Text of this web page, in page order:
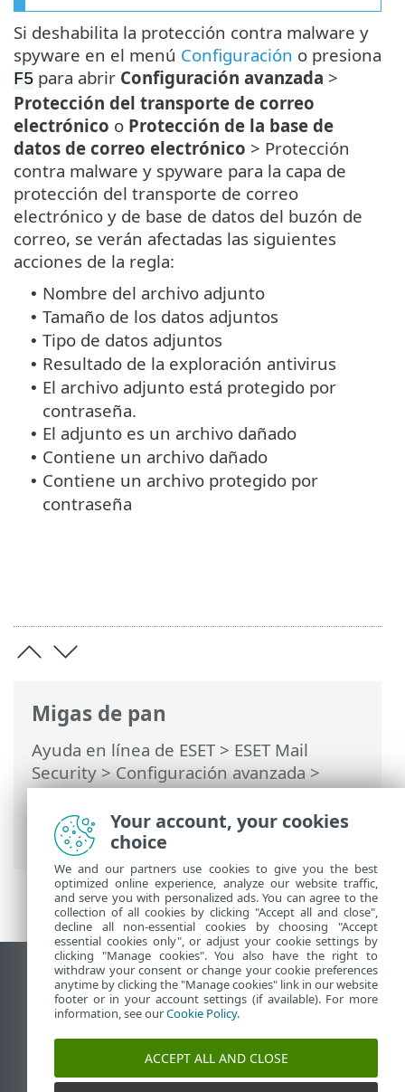
Migas de pan
Ayuda en línea de ESET> ESET Mail
Security>Configuración avanzada>
Protección del transporte de correo
electrónico>Reglas>Asistente de
reglas> Condición de regla
Si deshabilita la protección contra malware y
spyware en el menú Configuración o presiona
F5 para abrir Configuración avanzada >
Protección del transporte de correo
electrónico o Protección de la base de
datos de correo electrónico > Protección
contra malware y spyware para la capa de
protección del transporte de correo
electrónico y de base de datos del buzón de
correo, se verán afectadas las siguientes
acciones de la regla:
• Nombre del archivo adjunto
• Tamaño de los datos adjuntos
• Tipo de datos adjuntos
• Resultado de la exploración antivirus
• El archivo adjunto está protegido por
contraseña.
• El adjunto es un archivo dañado
• Contiene un archivo dañado
• Contiene un archivo protegido por
contraseña
Ver sitio del escritorio
End of Life
Base de conocimiento de ESET
Foro de ESET
ESET Status Portal
Your account, your cookies
choice
We and our partners use cookies to give you the best
optimized online experience, analyze our website traffic,
and serve you with personalized ads. You can agree to the
collection of all cookies by clicking "Accept all and close",
decline all non-essential cookies by choosing "Accept
essential cookies only", or adjust your cookie settings by
clicking "Manage cookies". You also have the right to
withdraw your consent or change your cookie preferences
anytime by clicking the "Manage cookies" link in our website
footer or in your account settings (if available). For more
information, see ourCookie Policy.
ACCEPT ALL AND CLOSE